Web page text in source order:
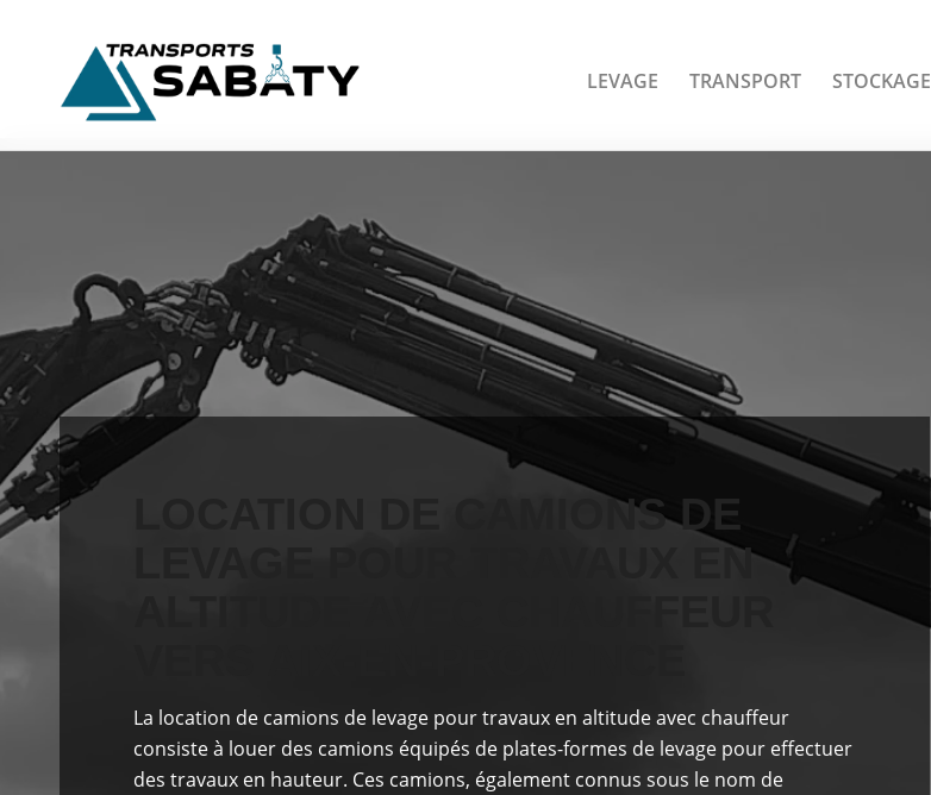
LEVAGE TRANSPORT STOCKAGE
LOCATION DE CAMIONS DE
LEVAGE POUR TRAVAUX EN
La location de camions de levage pour travaux en altitude avec chauffeur
consiste à louer des camions équipés de plates-formes de levage pour effectuer
des travaux en hauteur. Ces camions, également connus sous le nom de